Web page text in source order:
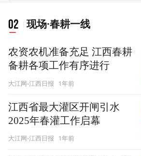
02 现场·春耕一线
农资农机准备充足 江西春耕
备耕各项工作有序进行
大江网-江西日报 1年前
江西省最大灌区开闸引水
2025年春灌工作启幕
大江网-江西日报 1年前